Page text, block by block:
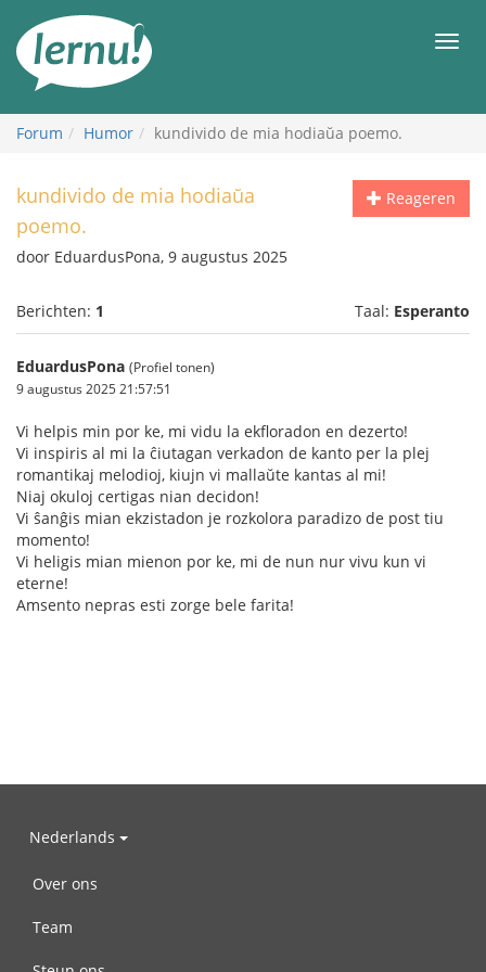
inhoud
Forum Humor kundivido de mia hodiaŭa poemo.
Reageren
kundivido de mia hodiaŭa
poemo.
door EduardusPona, 9 augustus 2025
Berichten: 1 Taal: Esperanto
EduardusPona (Profiel tonen)
9 augustus 2025 21:57:51
Vi helpis min por ke, mi vidu la ekfloradon en dezerto!
Vi inspiris al mi la ĉiutagan verkadon de kanto per la plej
romantikaj melodioj, kiujn vi mallaŭte kantas al mi!
Niaj okuloj certigas nian decidon!
Vi ŝanĝis mian ekzistadon je rozkolora paradizo de post tiu
momento!
Vi heligis mian mienon por ke, mi de nun nur vivu kun vi
eterne!
Amsento nepras esti zorge bele farita!
Nederlands
Over ons
Team